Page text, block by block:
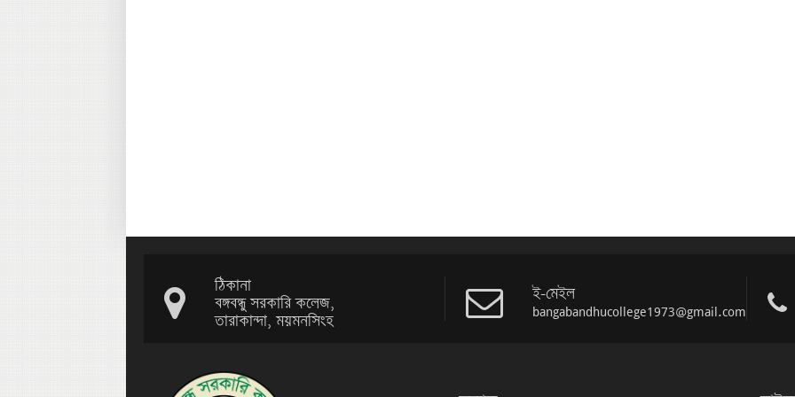
ঠিকানা
বঙ্গবন্ধু সরকারি কলেজ,
তারাকান্দা, ময়মনসিংহ
ই-মেইল
bangabandhucollege1973@gmail.com